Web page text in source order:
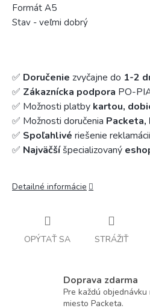
Formát A5
Stav - veľmi dobrý
✅ Doručenie zvyčajne do 1-2
✅ Zákaznícka podpora PO-
✅ Možnosti platby kartou,
✅ Možnosti doručenia Packeta,
✅ Spoľahlivé riešenie reklamácií
✅ Najväčšíšpecializovaný
Detailné informácie
OPÝTAŤ SA STRÁŽIŤ
Doprava zdarma
Pre každú
miesto Packeta.